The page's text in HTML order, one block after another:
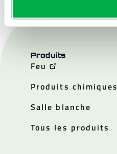
Produits
Feu
Produits chimiques
Salle blanche
Tous les produits